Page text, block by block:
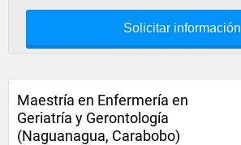
Solicitar información
Maestría en Enfermería en
Geriatría y Gerontología
(Naguanagua, Carabobo)